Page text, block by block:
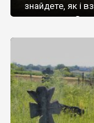
знайдете, як і
мешканець